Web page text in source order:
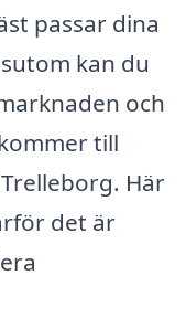
passar dina
kan du
och
till
Här
det är